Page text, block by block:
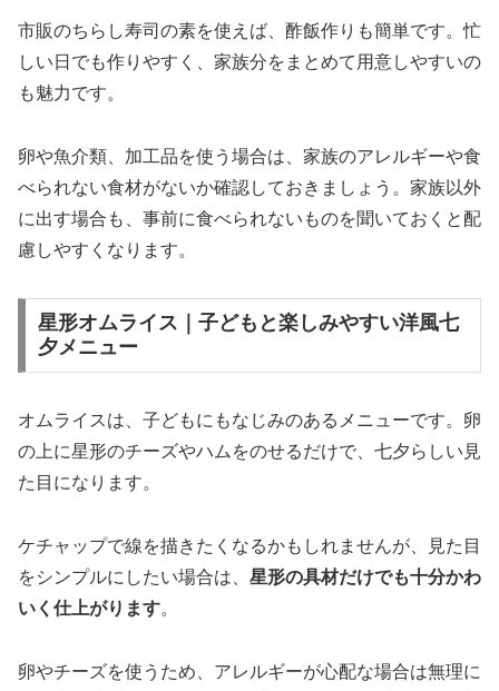
市販のちらし寿司の素を使えば、酢飯作りも簡単です。忙
しい日でも作りやすく、家族分をまとめて用意しやすいの
も魅力です。
卵や魚介類、加工品を使う場合は、家族のアレルギーや食
べられない食材がないか確認しておきましょう。家族以外
に出す場合も、事前に食べられないものを聞いておくと配
慮しやすくなります。
星形オムライス｜子どもと楽しみやすい洋風七
夕メニュー
オムライスは、子どもにもなじみのあるメニューです。卵
の上に星形のチーズやハムをのせるだけで、七夕らしい見
た目になります。
ケチャップで線を描きたくなるかもしれませんが、見た目
をシンプルにしたい場合は、 星形の具材だけでも十分かわ
いく仕上がります。
卵やチーズを使うため、アレルギーが心配な場合は無理に